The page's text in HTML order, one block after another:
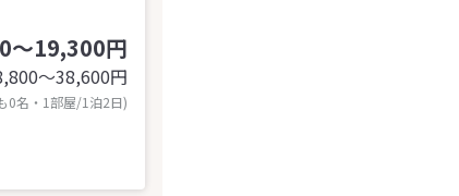
～19,300円
〜38,600円
0名・1部屋/1泊2日)